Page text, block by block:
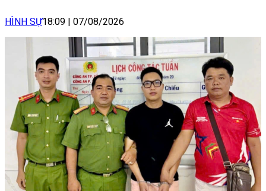
HÌNH SỰ18:09 07/08/2026